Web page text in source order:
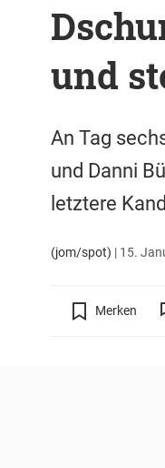
und
An Tag
und Danni
letztere
(jom/spot) | 15.
Merken